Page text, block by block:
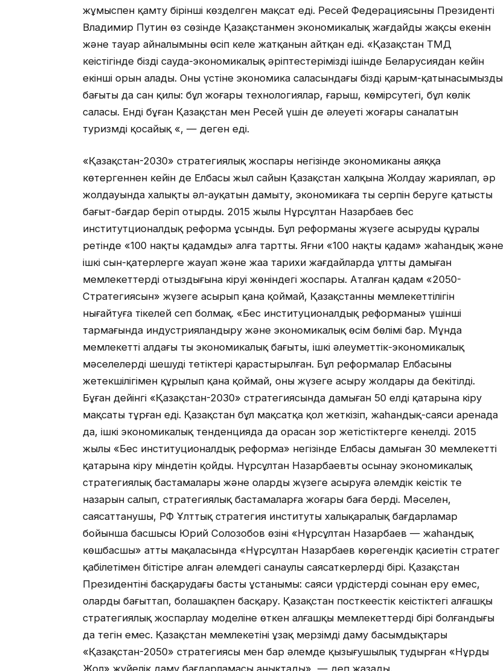
жұмыспен қамту бірінші көзделген мақсат еді. Ресей Федерациясының Президенті
Владимир Путин өз сөзінде Қазақстанмен экономикалық жағдайдың жақсы екенін
және тауар айналымының өсіп келе жатқанын айтқан еді. «Қазақстан ТМД
кеңістігінде біздің сауда-экономикалық әріптестеріміздің ішінде Беларусиядан кейін
екінші орын алады. Оның үстіне экономика саласындағы біздің қарым-қатынасымыздың
бағыты да сан қилы: бұл жоғары технологиялар, ғарыш, көмірсутегі, бұл көлік
саласы. Енді бұған Қазақстан мен Ресей үшін де әлеуеті жоғары саналатын
туризмді қосайық «, — деген еді.
«Қазақстан-2030» стратегиялық жоспары негізінде экономиканы аяққа
көтергеннен кейін де Елбасы жыл сайын Қазақстан халқына Жолдау жариялап, әр
жолдауында халықтың әл-ауқатын дамыту, экономикаға тың серпін беруге қатысты
бағыт-бағдар беріп отырды. 2015 жылы Нұрсұлтан Назарбаев бес
институтционалдық реформа ұсынды. Бұл реформаны жүзеге асырудың құралы
ретінде «100 нақты қадамды» алға тартты. Яғни «100 нақты қадам» жаһандық және
ішкі сын-қатерлерге жауап және жаңа тарихи жағдайларда ұлттың дамыған
мемлекеттердің отыздығына кіруі жөніндегі жоспары. Аталған қадам «2050-
Стратегиясын» жүзеге асырып қана қоймай, Қазақстанның мемлекеттілігін
нығайтуға тікелей сеп болмақ. «Бес институционалдық реформаның» үшінші
тармағында индустрияландыру және экономикалық өсім бөлімі бар. Мұнда
мемлекеттің алдағы тың экономикалық бағыты, ішкі әлеуметтік-экономикалық
мәселелерді шешудің тетіктері қарастырылған. Бұл реформалар Елбасының
жетекшілігімен құрылып қана қоймай, оны жүзеге асыру жолдары да бекітілді.
Бұған дейінгі «Қазақстан-2030» стратегиясында дамыған 50 елдің қатарына кіру
мақсаты тұрған еді. Қазақстан бұл мақсатқа қол жеткізіп, жаһандық-саяси аренада
да, ішкі экономикалық тенденцияда да орасан зор жетістіктерге кенелді. 2015
жылы «Бес институционалдық реформа» негізінде Елбасы дамыған 30 мемлекеттің
қатарына кіру міндетін қойды. Нұрсұлтан Назарбаевтың осынау экономикалық
стратегиялық бастамалары және оларды жүзеге асыруға әлемдік кеңістік те
назарын салып, стратегиялық бастамаларға жоғары баға берді. Мәселен,
саясаттанушы, РФ Ұлттық стратегия институты халықаралық бағдарламар
бойынша басшысы Юрий Солозобов өзінің «Нұрсұлтан Назарбаев — жаһандық
көшбасшы» атты мақаласында «Нұрсұлтан Назарбаев көрегендік қасиетін стратег
қабілетімен бітістіре алған әлемдегі санаулы саясаткерлердің бірі. Қазақстан
Президентінің басқарудағы басты ұстанымы: саяси үрдістердің соңынан еру емес,
оларды бағыттап, болашақпен басқару. Қазақстан посткеңестік кеңістіктегі алғашқы
стратегиялық жоспарлау моделіне өткен алғашқы мемлекеттердің бірі болғандығы
да тегін емес. Қазақстан мемлекетінің ұзақ мерзімді даму басымдықтары
«Қазақстан-2050» стратегиясы мен бар әлемде қызығушылық тудырған «Нұрды